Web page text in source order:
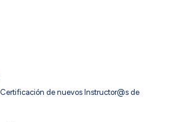
Certificación de nuevos Instructor@s de